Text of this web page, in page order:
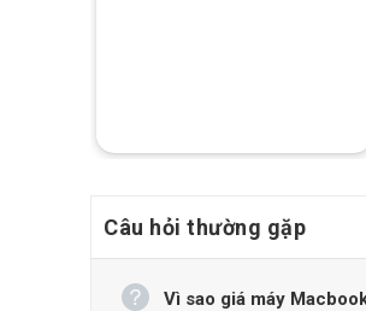
Câu hỏi thường gặp
Vì sao giá máy